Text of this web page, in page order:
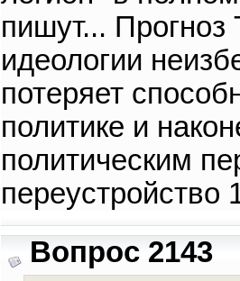
пишут...
идеологии
потеряет
политике и
политическим
переустройство
Вопрос 2143